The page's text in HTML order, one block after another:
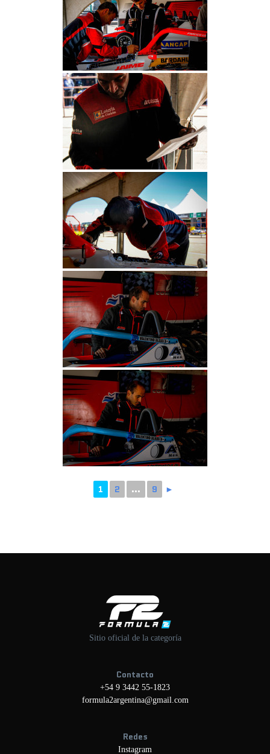
1 2 ... 9 ►
Sitio oficial de la categoría
Contacto
+54 9 3442 55-1823
formula2argentina@gmail.com
Redes
Instagram